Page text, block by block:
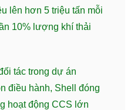
lên hơn 5 triệu tấn mỗi
10% lượng khí thải
tác trong dự án
điều hành, Shell đóng
hoạt động CCS lớn